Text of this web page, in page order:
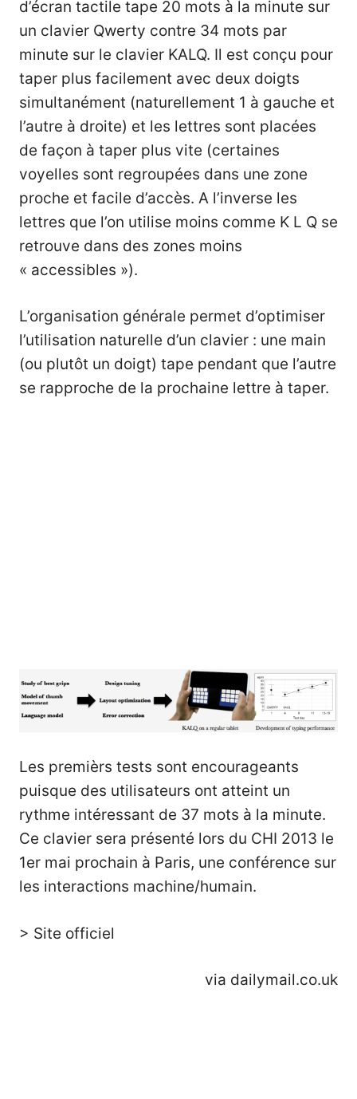
d’écran tactile tape 20 mots à la minute sur
un clavier Qwerty contre 34 mots par
minute sur le clavier KALQ. Il est conçu pour
taper plus facilement avec deux doigts
simultanément (naturellement 1 à gauche et
l’autre à droite) et les lettres sont placées
de façon à taper plus vite (certaines
voyelles sont regroupées dans une zone
proche et facile d’accès. A l’inverse les
lettres que l’on utilise moins comme K L Q se
retrouve dans des zones moins
« accessibles »).
L’organisation générale permet d’optimiser
l’utilisation naturelle d’un clavier : une main
(ou plutôt un doigt) tape pendant que l’autre
se rapproche de la prochaine lettre à taper.
Les premièrs tests sont encourageants
puisque des utilisateurs ont atteint un
rythme intéressant de 37 mots à la minute.
Ce clavier sera présenté lors du CHI 2013 le
1er mai prochain à Paris, une conférence sur
les interactions machine/humain.
> Site officiel
via dailymail.co.uk